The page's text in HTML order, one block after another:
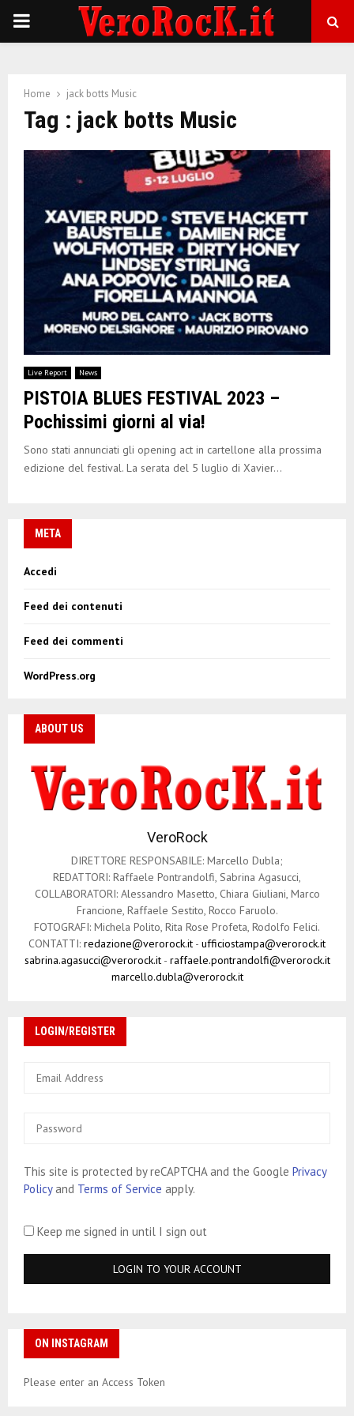
P
M
Y
N
U
Home jack botts Music
Tag : jack botts Music
Live Report News
PISTOIA BLUES FESTIVAL 2023 –
Pochissimi giorni al via!
Sono stati annunciati gli opening act in cartellone alla prossima
edizione del festival. La serata del 5 luglio di Xavier...
META
Accedi
Feed dei contenuti
Feed dei commenti
WordPress.org
ABOUT US
VeroRock
DIRETTORE RESPONSABILE: Marcello Dubla;
REDATTORI: Raffaele Pontrandolfi, Sabrina Agasucci,
COLLABORATORI: Alessandro Masetto, Chiara Giuliani, Marco
Francione, Raffaele Sestito, Rocco Faruolo.
FOTOGRAFI: Michela Polito, Rita Rose Profeta, Rodolfo Felici.
CONTATTI: redazione@verorock.it - ufficiostampa@verorock.it
sabrina.agasucci@verorock.it- raffaele.pontrandolfi@verorock.it
marcello.dubla@verorock.it
LOGIN/REGISTER
This site is protected by reCAPTCHA and the Google Privacy
Policyand Terms of Service apply.
Keep me signed in until I sign out
ON INSTAGRAM
Please enter an Access Token